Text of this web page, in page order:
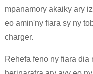
mpanamory akaiky ary
eo amin'ny fiara sy ny
charger.
Rehefa feno ny fiara dia